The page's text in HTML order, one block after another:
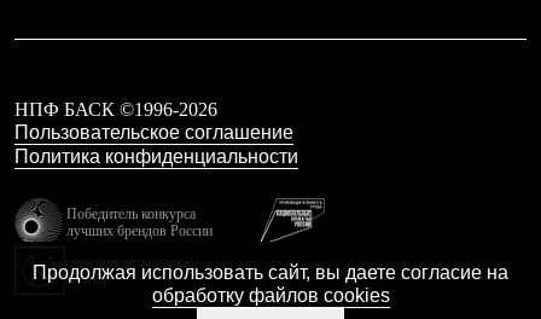
Куртки
Брюки
Утепленная синтетикой
Куртки
Брюки
Футболки
НПФ БАСК ©1996-2026
Пользовательское соглашение
Политика конфиденциальности
Победитель конкурса
лучших брендов России
Калибр
Продолжая использовать сайт, вы даете согласие на
обработку файлов cookies